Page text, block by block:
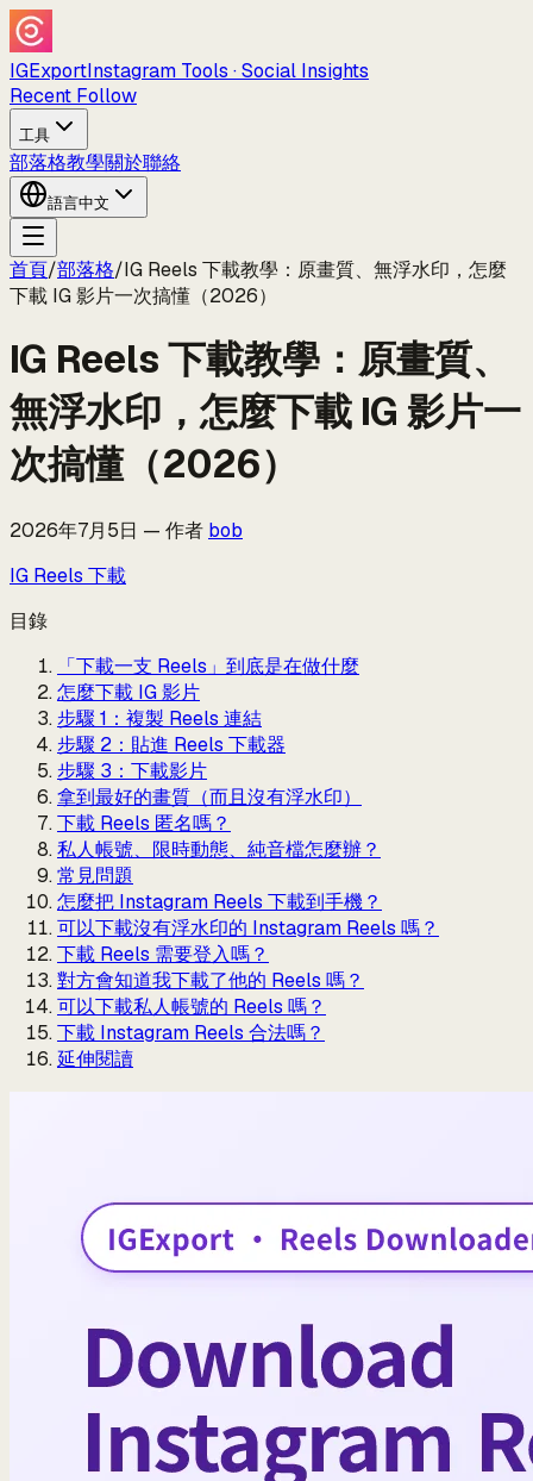
IGExportInstagram Tools · Social Insights
Recent Follow
工具
部落格教學關於聯絡
語言中文
首頁/部落格/IG Reels 下載教學：原畫質、無浮水印，怎麼
下載 IG 影片一次搞懂（2026）
IG Reels 下載教學：原畫質、
無浮水印，怎麼下載 IG 影片一
次搞懂（2026）
2026年7月5日 — 作者 bob
IG Reels 下載
目錄
「下載一支 Reels」到底是在做什麼
怎麼下載 IG 影片
步驟 1：複製 Reels 連結
步驟 2：貼進 Reels 下載器
步驟 3：下載影片
拿到最好的畫質（而且沒有浮水印）
下載 Reels 匿名嗎？
私人帳號、限時動態、純音檔怎麼辦？
常見問題
怎麼把 Instagram Reels 下載到手機？
可以下載沒有浮水印的 Instagram Reels 嗎？
下載 Reels 需要登入嗎？
對方會知道我下載了他的 Reels 嗎？
可以下載私人帳號的 Reels 嗎？
下載 Instagram Reels 合法嗎？
延伸閱讀